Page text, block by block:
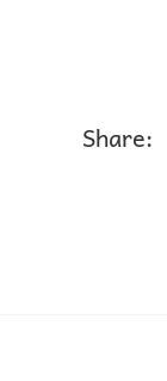
Share: